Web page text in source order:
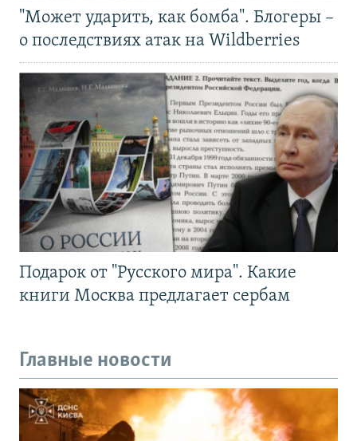
"Может ударить, как бомба". Блогеры –
о последствиях атак на Wildberries
Подарок от "Русского мира". Какие
книги Москва предлагает сербам
Главные новости